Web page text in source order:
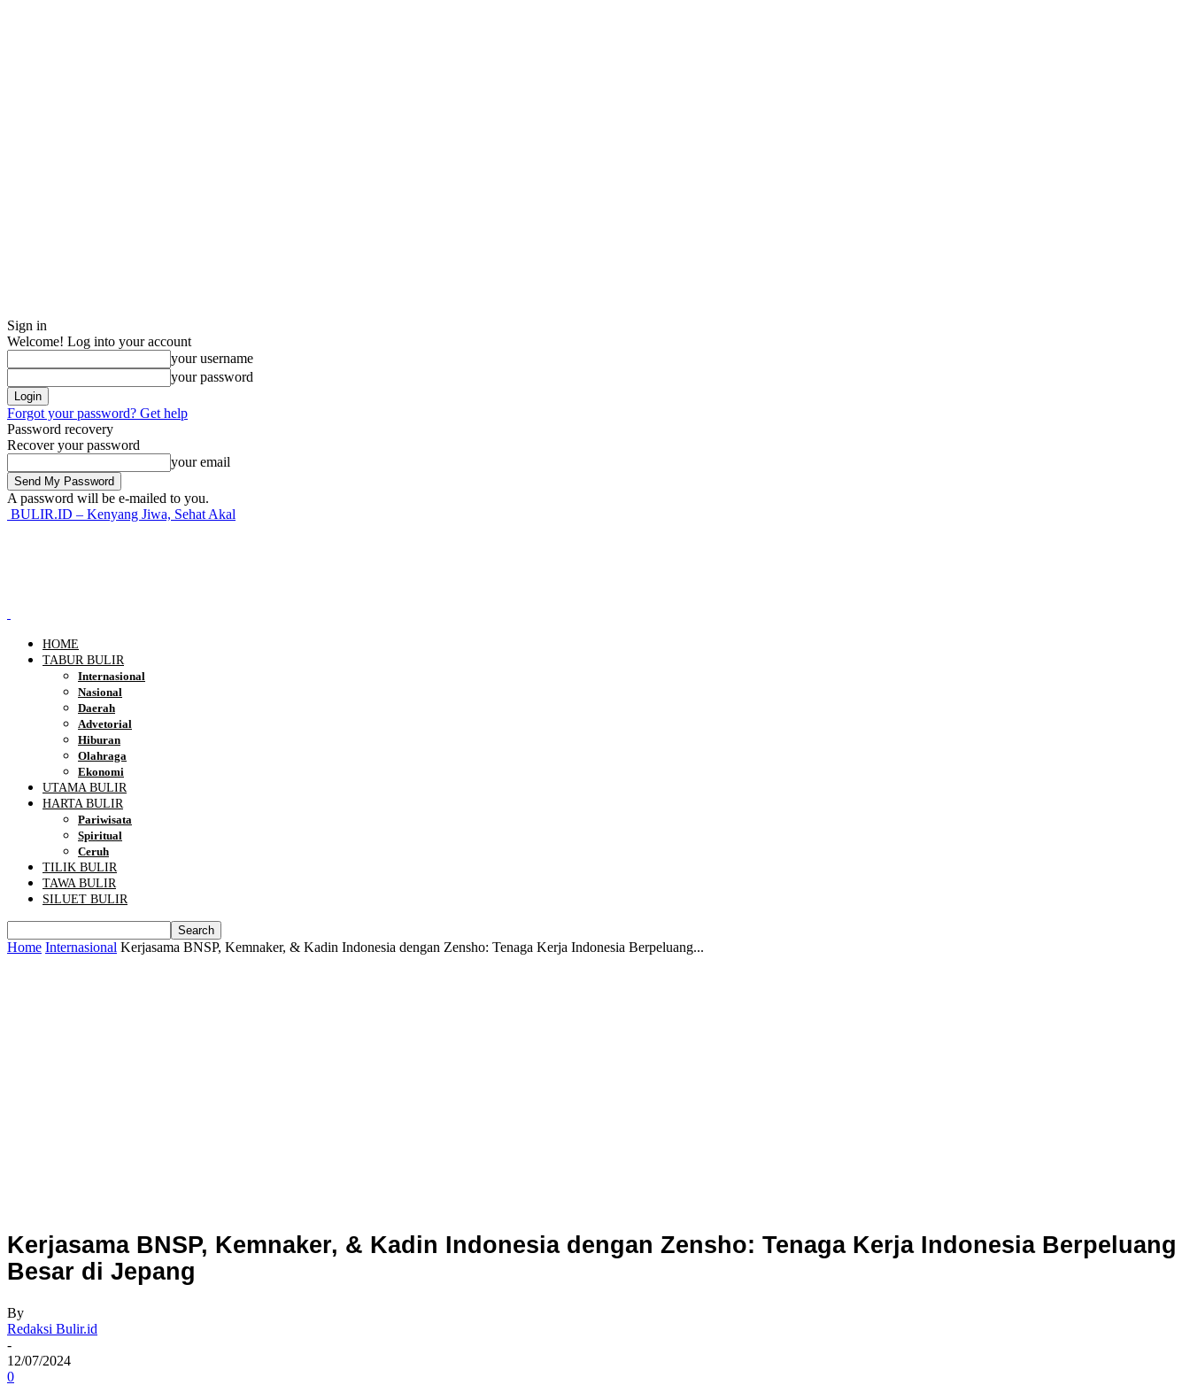
Sign in
Welcome! Log into your account
your username
your password
Forgot your password? Get help
Password recovery
Recover your password
your email
A password will be e-mailed to you.
BULIR.ID – Kenyang Jiwa, Sehat Akal
HOME
TABUR BULIR
Internasional
Nasional
Daerah
Advetorial
Hiburan
Olahraga
Ekonomi
UTAMA BULIR
HARTA BULIR
Pariwisata
Spiritual
Ceruh
TILIK BULIR
TAWA BULIR
SILUET BULIR
Home Internasional Kerjasama BNSP, Kemnaker, & Kadin Indonesia dengan Zensho: Tenaga Kerja Indonesia Berpeluang...
Kerjasama BNSP, Kemnaker, & Kadin Indonesia dengan Zensho: Tenaga Kerja Indonesia Berpeluang
Besar di Jepang
By
Redaksi Bulir.id
-
12/07/2024
0